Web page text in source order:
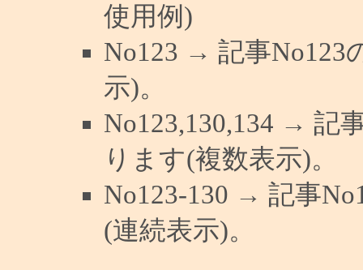
使用例)
No123 → 記事No123
示)。
No123,130,134 → 記
ります(複数表示)。
No123-130 → 記事
(連続表示)。